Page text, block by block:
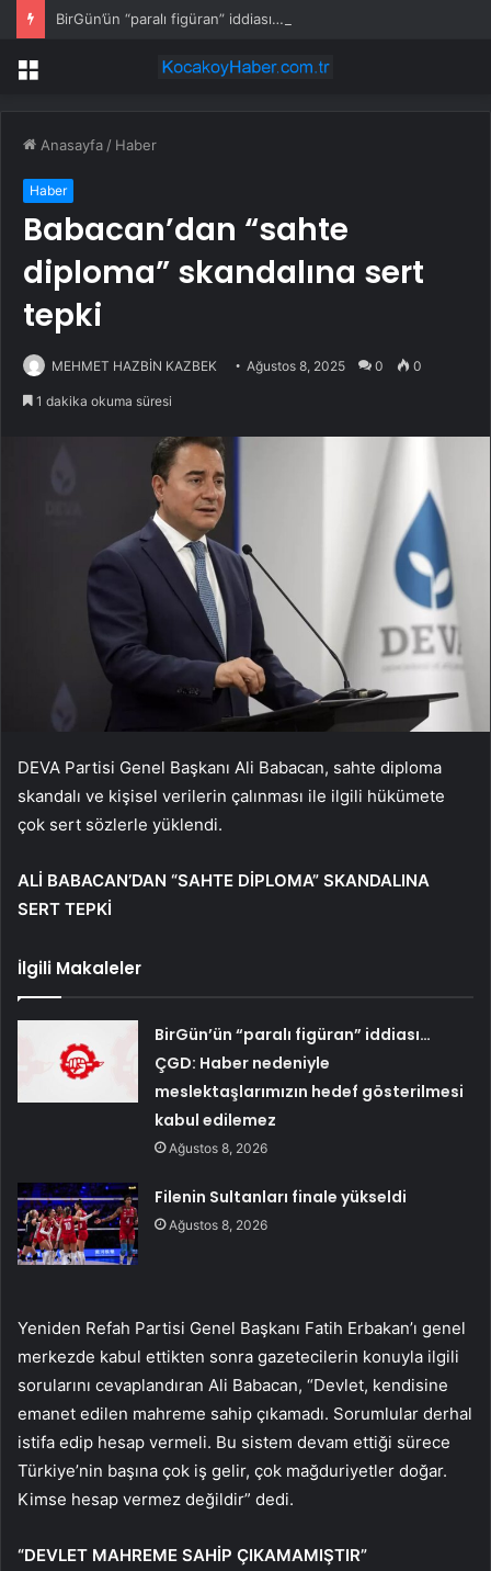
Menü
Anasayfa / Haber
Haber
Babacan’dan “sahte
diploma” skandalına sert
tepki
MEHMET HAZBİN KAZBEK Ağustos 8, 2025 0 0
1 dakika okuma süresi
DEVA Partisi Genel Başkanı Ali Babacan, sahte diploma
skandalı ve kişisel verilerin çalınması ile ilgili hükümete
çok sert sözlerle yüklendi.
ALİ BABACAN’DAN “SAHTE DİPLOMA” SKANDALINA
SERT TEPKİ
İlgili Makaleler
BirGün’ün “paralı figüran” iddiası…
ÇGD: Haber nedeniyle
meslektaşlarımızın hedef gösterilmesi
kabul edilemez
Ağustos 8, 2026
Filenin Sultanları finale yükseldi
Ağustos 8, 2026
Yeniden Refah Partisi Genel Başkanı Fatih Erbakan’ı genel
merkezde kabul ettikten sonra gazetecilerin konuyla ilgili
sorularını cevaplandıran Ali Babacan, “Devlet, kendisine
emanet edilen mahreme sahip çıkamadı. Sorumlular derhal
istifa edip hesap vermeli. Bu sistem devam ettiği sürece
Türkiye’nin başına çok iş gelir, çok mağduriyetler doğar.
Kimse hesap vermez değildir” dedi.
“DEVLET MAHREME SAHİP ÇIKAMAMIŞTIR”